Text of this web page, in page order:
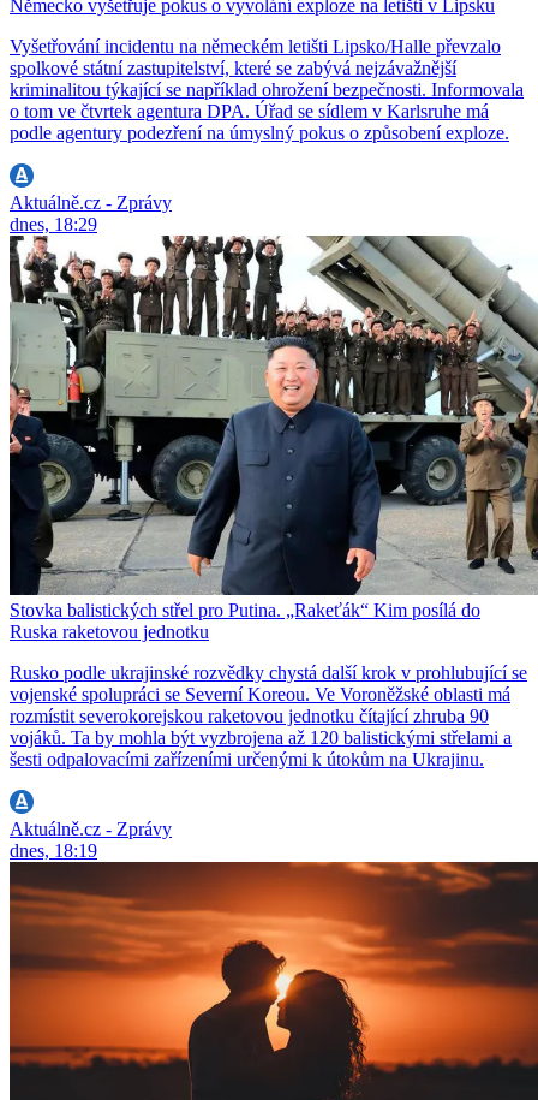
Německo vyšetřuje pokus o vyvolání exploze na letišti v Lipsku
Vyšetřování incidentu na německém letišti Lipsko/Halle převzalo
spolkové státní zastupitelství, které se zabývá nejzávažnější
kriminalitou týkající se například ohrožení bezpečnosti. Informovala
o tom ve čtvrtek agentura DPA. Úřad se sídlem v Karlsruhe má
podle agentury podezření na úmyslný pokus o způsobení exploze.
Aktuálně.cz - Zprávy
dnes, 18:29
Stovka balistických střel pro Putina. „Rakeťák“ Kim posílá do
Ruska raketovou jednotku
Rusko podle ukrajinské rozvědky chystá další krok v prohlubující se
vojenské spolupráci se Severní Koreou. Ve Voroněžské oblasti má
rozmístit severokorejskou raketovou jednotku čítající zhruba 90
vojáků. Ta by mohla být vyzbrojena až 120 balistickými střelami a
šesti odpalovacími zařízeními určenými k útokům na Ukrajinu.
Aktuálně.cz - Zprávy
dnes, 18:19